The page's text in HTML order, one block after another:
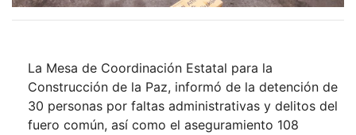
La Mesa de Coordinación Estatal para la
Construcción de la Paz, informó de la detención de
30 personas por faltas administrativas y delitos del
fuero común, así como el aseguramiento 108